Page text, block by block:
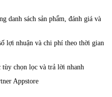
danh sách sản phẩm, đánh giá và
lợi nhuận và chi phí theo thời gian
chọn lọc và trả lời nhanh
Appstore